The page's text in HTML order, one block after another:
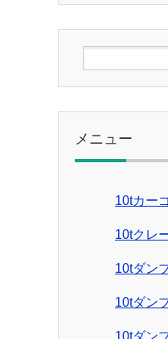
メニュー
10tカー
10tクレ
10tダン
10tダン
10tダン